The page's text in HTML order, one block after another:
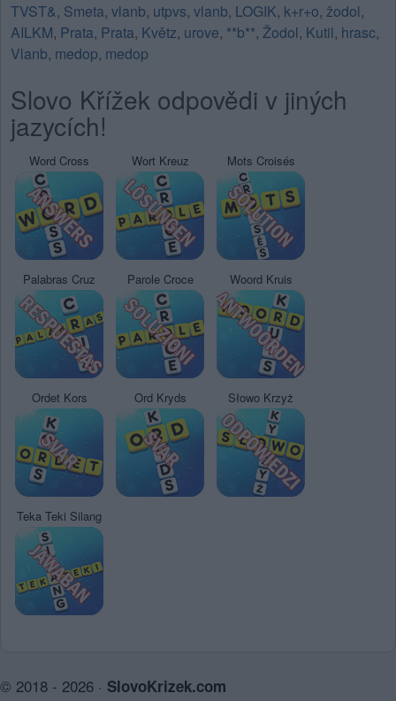
TVST&, Smeta, vlanb, utpvs, vlanb, LOGIK, k+r+o, žodol,
AILKM, Prata, Prata, Květz, urove, **b**, Žodol, Kutil, hrasc,
Vlanb, medop, medop
Slovo Křížek odpovědi v jiných
jazycích!
Word Cross Wort Kreuz Mots Croisés
Palabras Cruz Parole Croce Woord Kruis
Ordet Kors Ord Kryds Słowo Krzyż
Teka Teki Silang
© 2018 - 2026 · SlovoKrizek.com